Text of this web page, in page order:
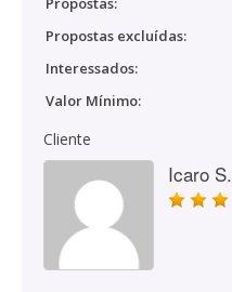
Propostas excluídas:
Interessados:
Valor Mínimo:
Cliente
Icaro S.